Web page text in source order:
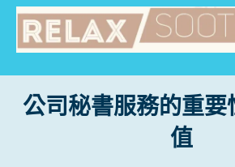
Skip
content
公司秘書服務的重要
值